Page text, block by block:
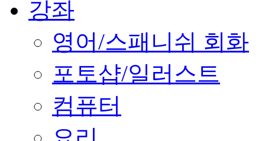
강좌
영어/스패니쉬 회화
포토샵/일러스트
컴퓨터